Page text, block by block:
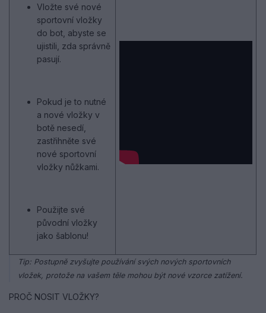
Vložte své nové
sportovní vložky
do bot, abyste se
ujistili, zda správně
pasují.
Pokud je to nutné
a nové vložky v
botě nesedí,
zastřihněte své
nové sportovní
vložky nůžkami.
Použijte své
původní vložky
jako šablonu!
Tip: Postupně zvyšujte používání svých nových sportovních
vložek, protože na vašem těle mohou být nové vzorce zatížení.
PROČ NOSIT VLOŽKY?